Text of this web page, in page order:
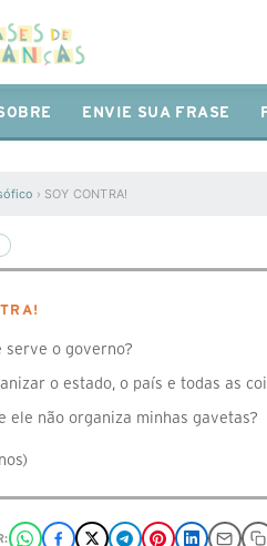
ENVIE SUA FRASE
› SOY CONTRA!
serve o governo?
o estado, o país e todas as
ele não organiza minhas gavetas?